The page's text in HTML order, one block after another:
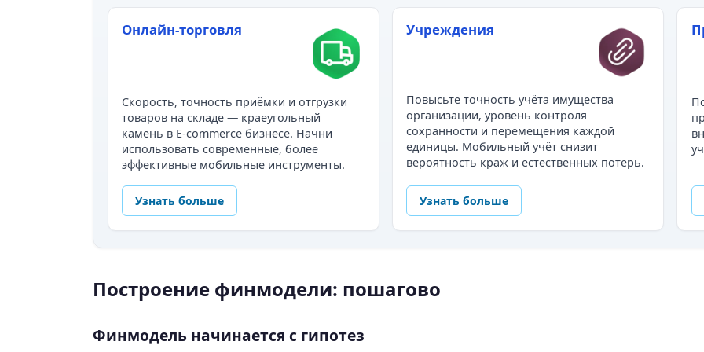
Онлайн-торговля
Скорость, точность приёмки и отгрузки
товаров на складе — краеугольный
камень в E-commerce бизнесе. Начни
использовать современные, более
эффективные мобильные инструменты.
Узнать больше
Учреждения
Повысьте точность учёта имущества
организации, уровень контроля
сохранности и перемещения каждой
единицы. Мобильный учёт снизит
вероятность краж и естественных потерь.
Узнать больше
Построение финмодели: пошагово
Финмодель начинается с гипотез